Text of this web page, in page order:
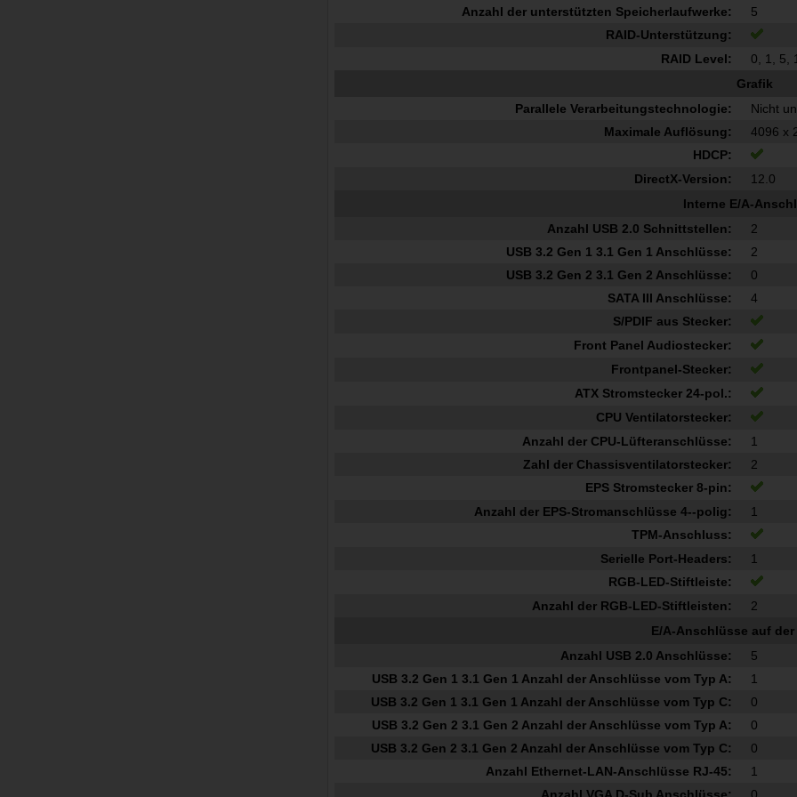
Anzahl der unterstützten Speicherlaufwerke:
5
RAID-Unterstützung:
RAID Level:
0, 1, 5,
Grafik
Parallele Verarbeitungstechnologie:
Nicht
Maximale Auflösung:
4096 x
HDCP:
DirectX-Version:
12.0
Interne E/A-
Anzahl USB 2.0 Schnittstellen:
2
USB 3.2 Gen 1 3.1 Gen 1 Anschlüsse:
2
USB 3.2 Gen 2 3.1 Gen 2 Anschlüsse:
0
SATA III Anschlüsse:
4
S/PDIF aus Stecker:
Front Panel Audiostecker:
Frontpanel-Stecker:
ATX Stromstecker 24-pol.:
CPU Ventilatorstecker:
Anzahl der CPU-Lüfteranschlüsse:
1
Zahl der Chassisventilatorstecker:
2
EPS Stromstecker 8-pin:
Anzahl der EPS-Stromanschlüsse 4--polig:
1
TPM-Anschluss:
Serielle Port-Headers:
1
RGB-LED-Stiftleiste:
Anzahl der RGB-LED-Stiftleisten:
2
E/A-Anschlüsse auf
Anzahl USB 2.0 Anschlüsse:
5
USB 3.2 Gen 1 3.1 Gen 1 Anzahl der Anschlüsse vom Typ A:
1
USB 3.2 Gen 1 3.1 Gen 1 Anzahl der Anschlüsse vom Typ C:
0
USB 3.2 Gen 2 3.1 Gen 2 Anzahl der Anschlüsse vom Typ A:
0
USB 3.2 Gen 2 3.1 Gen 2 Anzahl der Anschlüsse vom Typ C:
0
Anzahl Ethernet-LAN-Anschlüsse RJ-45:
1